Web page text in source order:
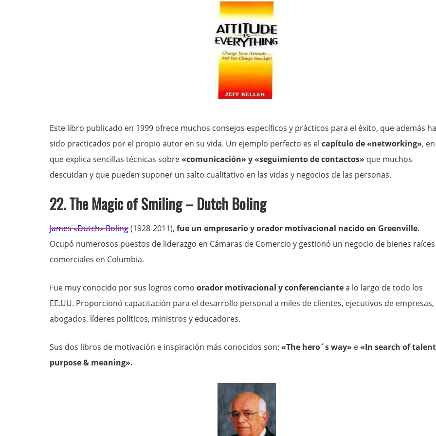
Este libro publicado en 1999 ofrece muchos consejos específicos y prácticos para el éxito, que además
sido practicados por el propio autor en su vida. Un ejemplo perfecto es el capítulo de «networking»,
que explica sencillas técnicas sobre«comunicación» y «seguimiento de contactos» que muchos
descuidan y que pueden suponer un salto cualitativo en las vidas y negocios de las personas.
22.The Magic of Smiling– Dutch Boling
James «Dutch» Boling(1928-2011), fue un empresario y orador motivacional nacido en Greenville.
Ocupó numerosos puestos de liderazgo en Cámaras de Comercio y gestionó un negocio de bienes raíces
comerciales en Columbia.
Fue muy conocido por sus logros como orador motivacional y conferenciantea lo largo de todo los
EE.UU. Proporcionó capacitación para el desarrollo personal a miles de clientes, ejecutivos de empresas,
abogados, líderes políticos, ministros y educadores.
Sus dos libros de motivación e inspiración más conocidos son: «The hero´s way» e«In search of
purpose & meaning».